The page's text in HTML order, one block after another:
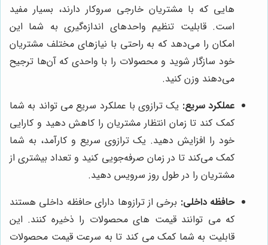
هایی که با مشتریان خارجی سروکار دارند، بسیار مفید
است. قابلیت تنظیم واحدهای اندازه‌گیری به شما این
امکان را می‌دهد که به راحتی با نیازهای مختلف مشتریان
خود سازگار شوید و محصولات را با واحدی که آن‌ها ترجیح
می‌دهند وزن کنید.
عملکرد سریع: یک ترازوی با عملکرد سریع می تواند به شما
کمک کند تا زمان انتظار مشتریان را کاهش دهید و کارایی
خود را افزایش دهید. یک ترازوی سریع و کارآمد، به شما
کمک می‌کند تا در زمان صرفه‌جویی کنید و تعداد بیشتری از
مشتریان را در طول روز سرویس دهید.
حافظه داخلی: برخی از ترازوها دارای حافظه داخلی هستند
که می توانند قیمت های محصولات را ذخیره کنند. این
قابلیت به شما کمک می کند تا به سرعت قیمت محصولات